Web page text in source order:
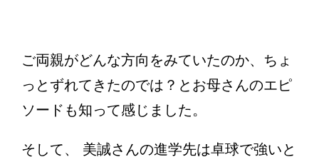
ご両親がどんな方向をみていたのか、ちょ
っとずれてきたのでは？とお母さんのエピ
ソードも知って感じました。
そして、 美誠さんの進学先は卓球で強いと